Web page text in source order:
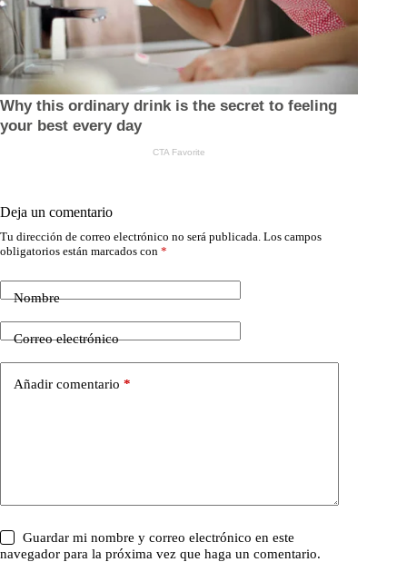
Deja un comentario
Tu dirección de correo electrónico no será publicada. Los campos
obligatorios están marcados con *
Nombre
Correo electrónico
Añadir comentario *
Guardar mi nombre y correo electrónico en este
navegador para la próxima vez que haga un comentario.